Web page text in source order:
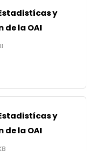
y
de la OAI
y
de la OAI